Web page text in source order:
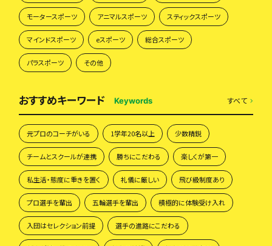
モータースポーツ アニマルスポーツ スティックスポーツ
マインドスポーツ eスポーツ 総合スポーツ
パラスポーツ その他
おすすめキーワード Keywords すべて
元プロのコーチがいる 1学年20名以上 少数精鋭
チームとスクールが連携 勝ちにこだわる 楽しくが第一
私生活・態度に重きを置く 礼儀に厳しい 飛び級制度あり
プロ選手を輩出 五輪選手を輩出 積極的に体験受け入れ
入団はセレクション前提 選手の進路にこだわる